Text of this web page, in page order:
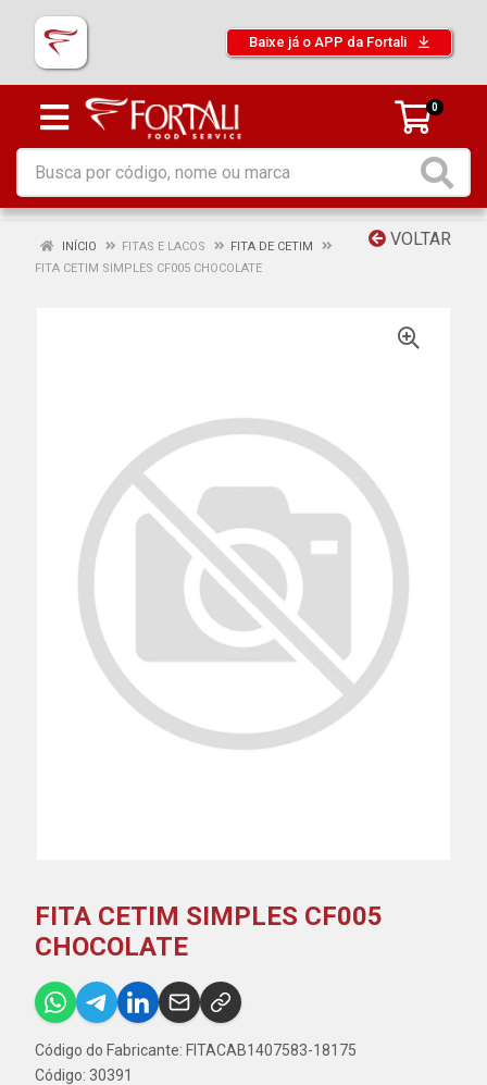
Baixe já o APP da Fortali
0
VOLTAR
INÍCIO FITAS E LACOS
FITA DE CETIM
FITA CETIM SIMPLES CF005 CHOCOLATE
FITA CETIM SIMPLES CF005
CHOCOLATE
Código do Fabricante: FITACAB1407583-18175
Código: 30391